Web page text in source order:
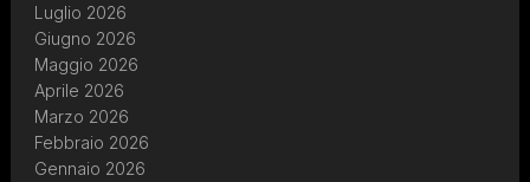
Luglio 2026
Giugno 2026
Maggio 2026
Aprile 2026
Marzo 2026
Febbraio 2026
Gennaio 2026